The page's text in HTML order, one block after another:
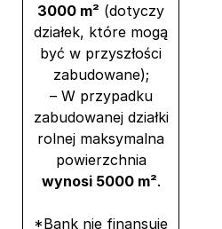
3000 m² (dotyczy
działek, które mogą
być w przyszłości
zabudowane);
– W przypadku
zabudowanej działki
rolnej maksymalna
powierzchnia
wynosi 5000 m².
*Bank nie finansuje